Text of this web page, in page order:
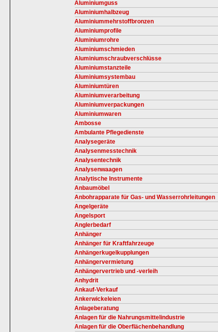
Aluminiumguss
Aluminiumhalbzeug
Aluminiummehrstoffbronzen
Aluminiumprofile
Aluminiumrohre
Aluminiumschmieden
Aluminiumschraubverschlüsse
Aluminiumstanzteile
Aluminiumsystembau
Aluminiumtüren
Aluminiumverarbeitung
Aluminiumverpackungen
Aluminiumwaren
Ambosse
Ambulante Pflegedienste
Analysegeräte
Analysenmesstechnik
Analysentechnik
Analysenwaagen
Analytische Instrumente
Anbaumöbel
Anbohrapparate für Gas- und Wasserrohrleitungen
Angelgeräte
Angelsport
Anglerbedarf
Anhänger
Anhänger für Kraftfahrzeuge
Anhängerkugelkupplungen
Anhängervermietung
Anhängervertrieb und -verleih
Anhydrit
Ankauf-Verkauf
Ankerwickeleien
Anlageberatung
Anlagen für die Nahrungsmittelindustrie
Anlagen für die Oberflächenbehandlung